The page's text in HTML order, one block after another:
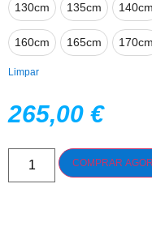
130cm 135cm 140cm
160cm 165cm 170cm
Limpar
265,00 €
COMPRAR